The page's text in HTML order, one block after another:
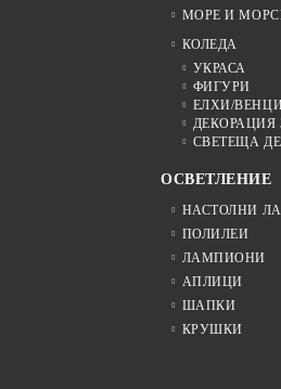
МОРЕ И
КОЛЕДА
УКРАСА
ФИГУРИ
ЕЛХИ/ВЕНЦИ
ДЕКОРАЦИЯ
СВЕТЕЩА
ОСВЕТЛЕНИЕ
НАСТОЛНИ
ПОЛИЛЕИ
ЛАМПИОНИ
АПЛИЦИ
ШАПКИ
КРУШКИ